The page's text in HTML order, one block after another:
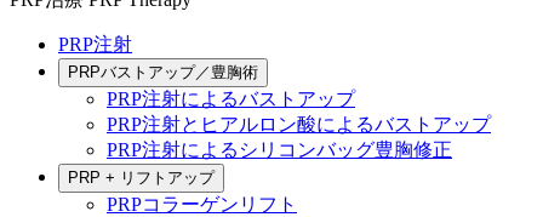
PRP注射
PRPバストアップ／豊胸術
PRP注射によるバストアップ
PRP注射とヒアルロン酸によるバストアップ
PRP注射によるシリコンバッグ豊胸修正
PRP + リフトアップ
PRPコラーゲンリフト